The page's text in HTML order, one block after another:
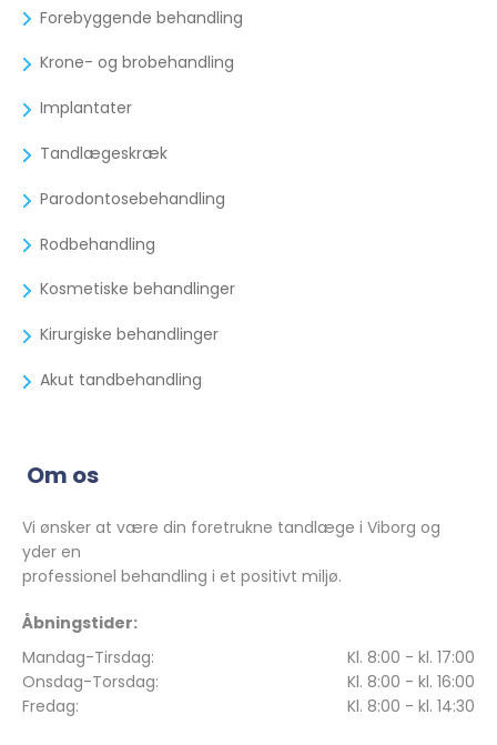
Forebyggende behandling
Krone- og brobehandling
Implantater
Tandlægeskræk
Parodontosebehandling
Rodbehandling
Kosmetiske behandlinger
Kirurgiske behandlinger
Akut tandbehandling
Om os
Vi ønsker at være din foretrukne tandlæge i Viborg og
yder en
professionel behandling i et positivt miljø.
Åbningstider:
Mandag-Tirsdag:
Onsdag-Torsdag:
Fredag:
Kl. 8:00 - kl. 17:00
Kl. 8:00 - kl. 16:00
Kl. 8:00 - kl. 14:30